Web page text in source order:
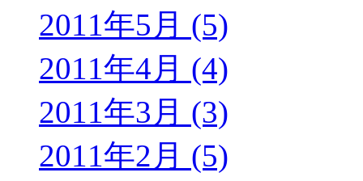
2011年5月 (5)
2011年4月 (4)
2011年3月 (3)
2011年2月 (5)